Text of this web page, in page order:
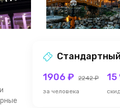
Стандартный
1906 ₽
2242 ₽
за человека
15